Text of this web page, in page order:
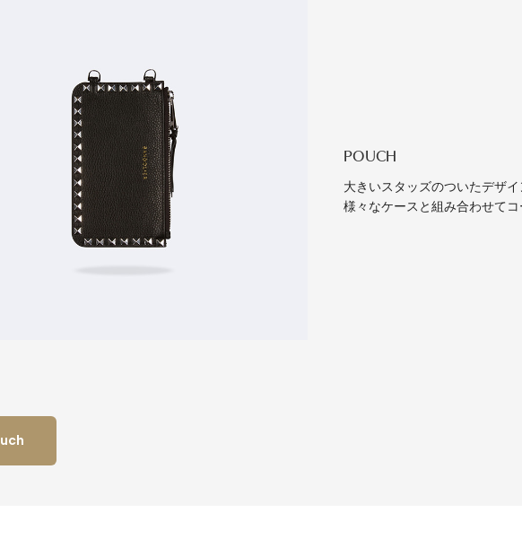
POUCH
大きいスタッズのついたデザ
様々なケースと組み合わせて